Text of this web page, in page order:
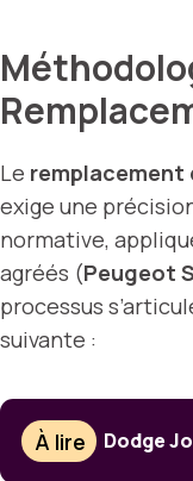
Le remplacement
exige une
normative,
agréés (Peugeot
processus
suivante :
À lire Dodge